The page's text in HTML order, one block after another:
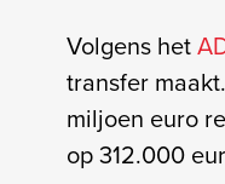
Volgens het
transfer
miljoen euro
op 312.000